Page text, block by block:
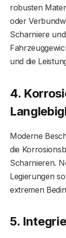
robusten
oder
Scharniere
und die
4.
Moderne
die
Scharnieren.
Legierungen
extremen
5.